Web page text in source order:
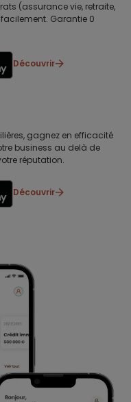
(assurance vie, retraite,
Garantie 0
Découvrir
gagnez en efficacité
business au delà de
réputation.
Découvrir